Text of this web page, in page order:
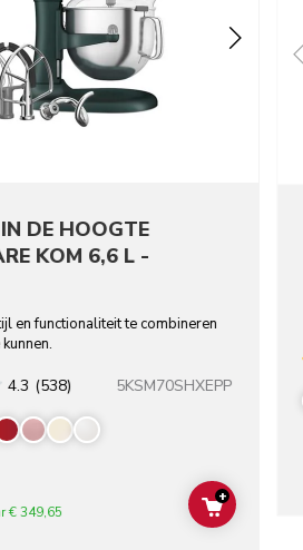
DE HOOGTE
KOM 6,6 L -
en functionaliteit te combineren
4.3 (538) 5KSM70SHXEPP
€ 349,65 ADD TO
+